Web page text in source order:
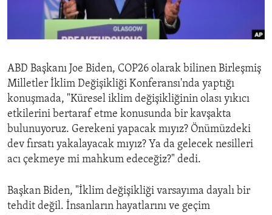
ENVIRONMENT AND HEALTH
IDEALS AND INSTITUTIONS
ABD Başkanı Joe Biden, COP26 olarak bilinen Birleşmiş
Milletler İklim Değişikliği Konferansı'nda yaptığı
konuşmada, "Küresel iklim değişikliğinin olası yıkıcı
etkilerini bertaraf etme konusunda bir kavşakta
bulunuyoruz. Gerekeni yapacak mıyız? Önümüzdeki
dev fırsatı yakalayacak mıyız? Ya da gelecek nesilleri
acı çekmeye mi mahkum edeceğiz?" dedi.
Başkan Biden, "İklim değişikliği varsayıma dayalı bir
tehdit değil. İnsanların hayatlarını ve geçim